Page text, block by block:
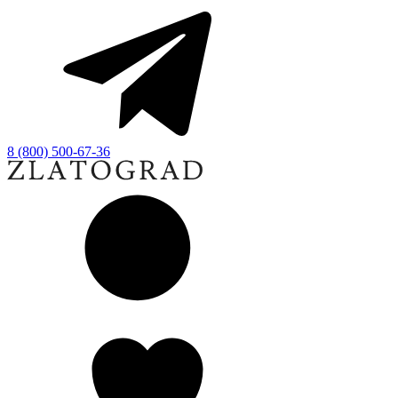
8 (800) 500-67-36